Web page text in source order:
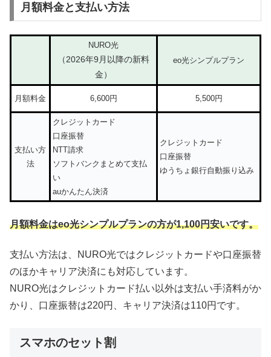
月額料金と支払い方法
NURO光
（2026年9月以降の新料
金）
eo光シンプルプラン
月額料金 6,600円 5,500円
支払い方
法
クレジットカード
口座振替
NTT請求
ソフトバンクまとめて支払
い
auかんたん決済
クレジットカード
口座振替
ゆうちょ銀行自動振り込み
月額料金はeo光シンプルプランの方が1,100円安いです。
支払い方法は、NURO光ではクレジットカードや口座振替
のほかキャリア決済にも対応しています。
NURO光はクレジットカード払い以外は支払い手済料がか
かり、口座振替は220円、キャリア決済は110円です。
スマホのセット割